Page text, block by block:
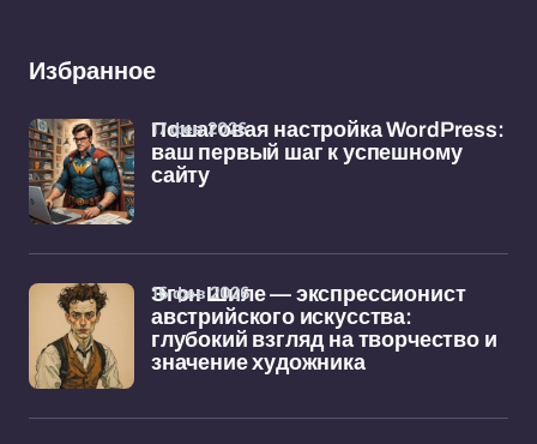
Избранное
Пошаговая настройка WordPress:
ваш первый шаг к успешному
сайту
17 фев 2026
Эгон Шиле — экспрессионист
австрийского искусства:
глубокий взгляд на творчество и
значение художника
16 фев 2026